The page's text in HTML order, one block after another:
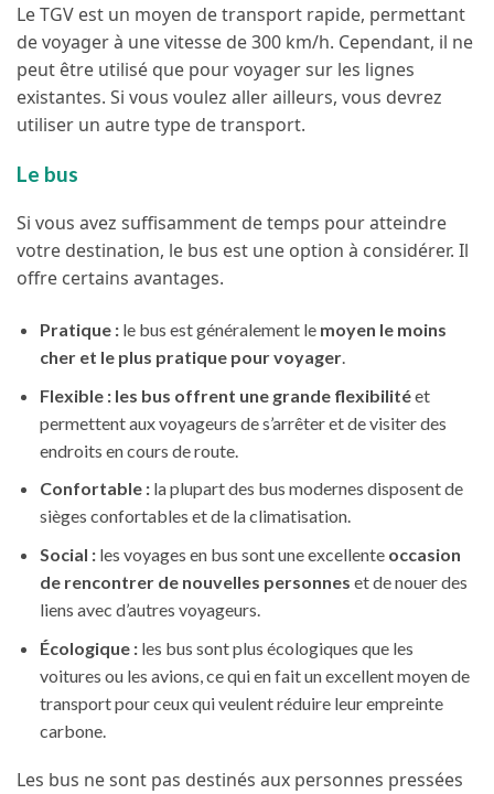
Le TGV est un moyen de transport rapide, permettant
de voyager à une vitesse de 300 km/h. Cependant, il ne
peut être utilisé que pour voyager sur les lignes
existantes. Si vous voulez aller ailleurs, vous devrez
utiliser un autre type de transport.
Le bus
Si vous avez suffisamment de temps pour atteindre
votre destination, le bus est une option à considérer. Il
offre certains avantages.
Pratique :le bus est généralement le moyen le moins
cher et le plus pratique pour voyager.
Flexible : les bus offrent une grande flexibilitéet
permettent aux voyageurs de s’arrêter et de visiter des
endroits en cours de route.
Confortable :la plupart des bus modernes disposent de
sièges confortables et de la climatisation.
Social :les voyages en bus sont une excellente occasion
de rencontrer de nouvelles personnes et de nouer des
liens avec d’autres voyageurs.
Écologique :les bus sont plus écologiques que les
voitures ou les avions, ce qui en fait un excellent moyen de
transport pour ceux qui veulent réduire leur empreinte
carbone.
Les bus ne sont pas destinés aux personnes pressées